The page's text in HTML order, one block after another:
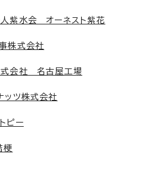
紫水会 オーネスト紫花
株式会社
会社 名古屋工場
ツ株式会社
ピー
梗